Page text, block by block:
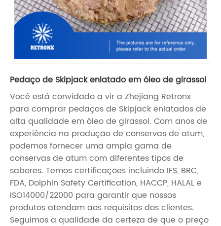
Pedaço de Skipjack enlatado em óleo de girassol
Você está convidado a vir a Zhejiang Retronx
para comprar pedaços de Skipjack enlatados de
alta qualidade em óleo de girassol. Com anos de
experiência na produção de conservas de atum,
podemos fornecer uma ampla gama de
conservas de atum com diferentes tipos de
sabores. Temos certificações incluindo IFS, BRC,
FDA, Dolphin Safety Certification, HACCP, HALAL e
ISO14000/22000 para garantir que nossos
produtos atendam aos requisitos dos clientes.
Seguimos a qualidade da certeza de que o preço